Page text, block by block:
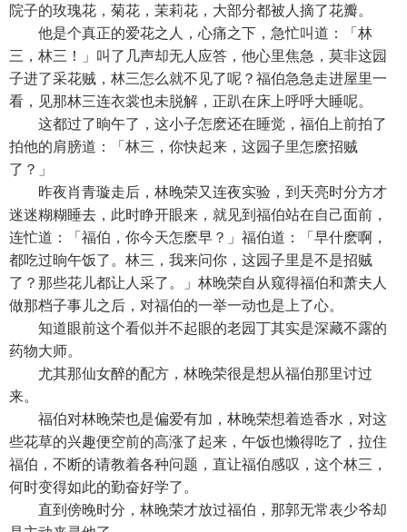
院子的玫瑰花，菊花，茉莉花，大部分都被人摘了花瓣。
他是个真正的爱花之人，心痛之下，急忙叫道：「林
三，林三！」叫了几声却无人应答，他心里焦急，莫非这园
子进了采花贼，林三怎么就不见了呢？福伯急急走进屋里一
看，见那林三连衣裳也未脱解，正趴在床上呼呼大睡呢。
这都过了晌午了，这小子怎麽还在睡觉，福伯上前拍了
拍他的肩膀道：「林三，你快起来，这园子里怎麽招贼
了？」
昨夜肖青璇走后，林晚荣又连夜实验，到天亮时分方才
迷迷糊糊睡去，此时睁开眼来，就见到福伯站在自己面前，
连忙道：「福伯，你今天怎麽早？」福伯道：「早什麽啊，
都吃过晌午饭了。林三，我来问你，这园子里是不是招贼
了？那些花儿都让人采了。」林晚荣自从窥得福伯和萧夫人
做那档子事儿之后，对福伯的一举一动也是上了心。
知道眼前这个看似并不起眼的老园丁其实是深藏不露的
药物大师。
尤其那仙女醉的配方，林晚荣很是想从福伯那里讨过
来。
福伯对林晚荣也是偏爱有加，林晚荣想着造香水，对这
些花草的兴趣便空前的高涨了起来，午饭也懒得吃了，拉住
福伯，不断的请教着各种问题，直让福伯感叹，这个林三，
何时变得如此的勤奋好学了。
直到傍晚时分，林晚荣才放过福伯，那郭无常表少爷却